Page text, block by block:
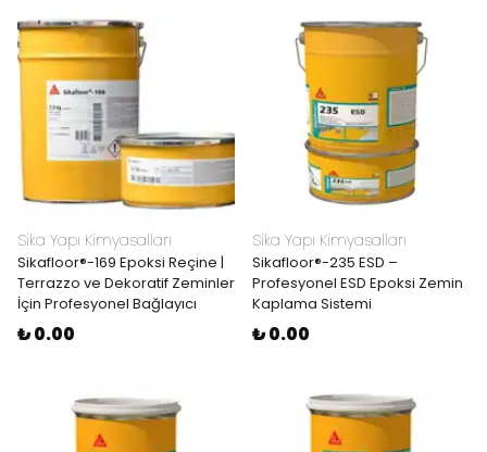
Sika Yapı Kimyasalları
Sikafloor®-169 Epoksi Reçine |
Terrazzo ve Dekoratif Zeminler
İçin Profesyonel Bağlayıcı
₺ 0.00
Sika Yapı Kimyasalları
Sikafloor®-235 ESD –
Profesyonel ESD Epoksi Zemin
Kaplama Sistemi
₺ 0.00